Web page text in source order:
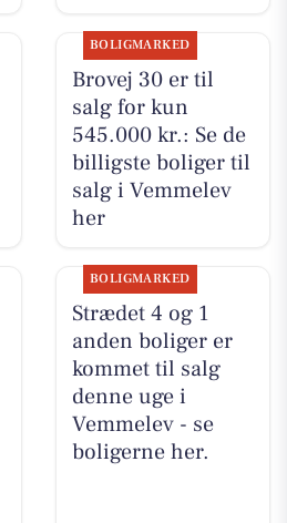
BOLIGMARKED
Brovej 30 er til
salg for kun
545.000 kr.: Se de
billigste boliger til
salg i Vemmelev
her
BOLIGMARKED
Strædet 4 og 1
anden boliger er
kommet til salg
denne uge i
Vemmelev - se
boligerne her.